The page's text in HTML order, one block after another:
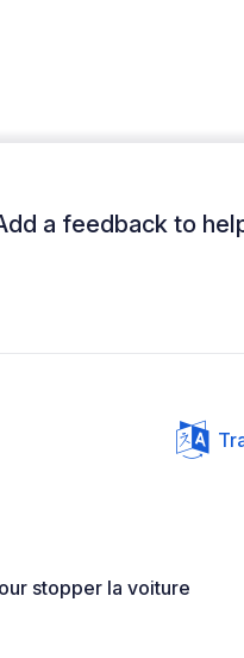
a feedback to
stopper la voiture